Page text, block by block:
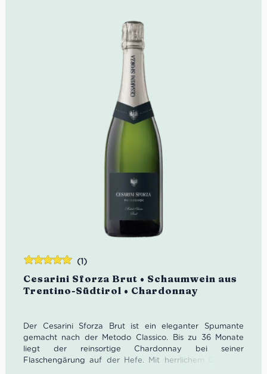
Cesarini Sforza Brut • Schaumwein aus
Trentino-Südtirol • Chardonnay
(1)
Der Cesarini Sforza Brut ist ein eleganter Spumante
gemacht nach der Metodo Classico. Bis zu 36 Monate
liegt der reinsortige Chardonnay bei seiner
Flaschengärung auf der Hefe. Mit herrlichem Goldgelb
mit5.00von
5